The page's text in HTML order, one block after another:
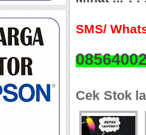
SMS/
Cek Stok